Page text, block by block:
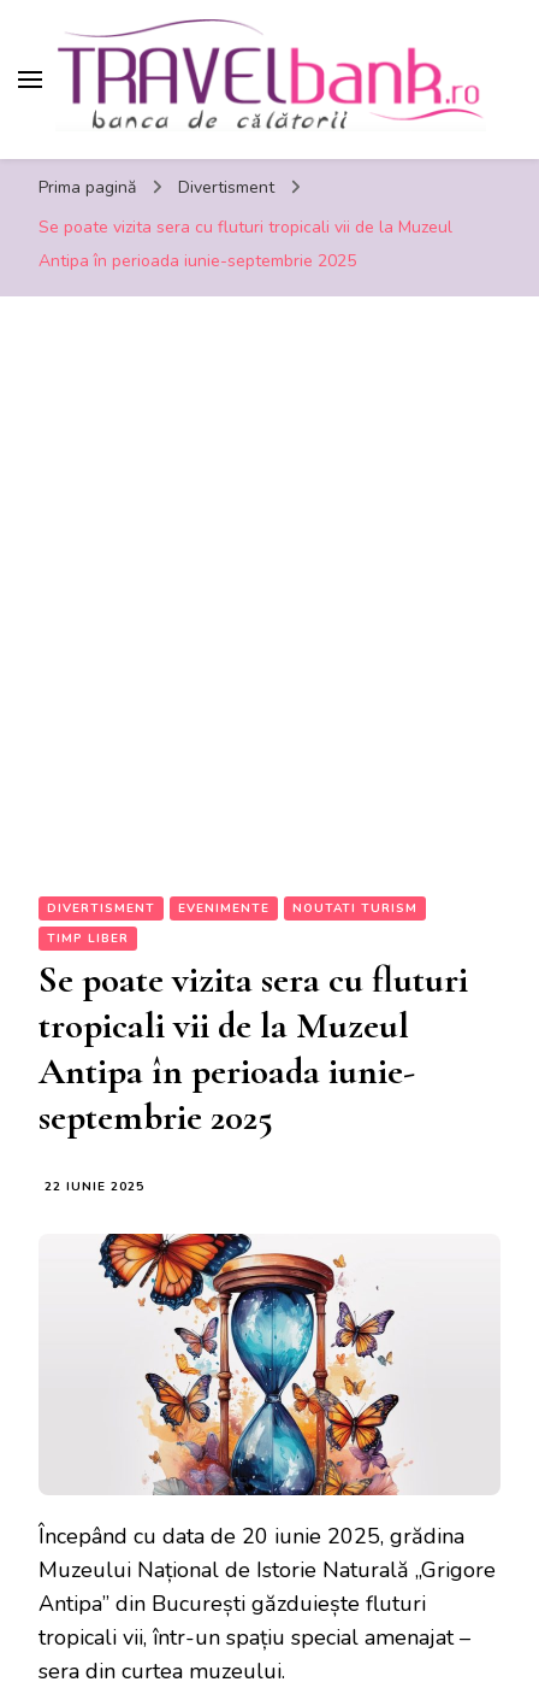
TravelBank.ro – calatorii, turism, distractie,
shopping, timp liber
Prima pagină
Divertisment
Se poate vizita sera cu fluturi tropicali vii de la Muzeul
Antipa în perioada iunie-septembrie 2025
DIVERTISMENT EVENIMENTE
NOUTATI TURISM
TIMP LIBER
Se poate vizita sera cu fluturi
tropicali vii de la Muzeul
Antipa în perioada iunie-
septembrie 2025
22 IUNIE 2025
Începând cu data de 20 iunie 2025, grădina
Muzeului Național de Istorie Naturală „Grigore
Antipa” din București găzduiește fluturi
tropicali vii, într-un spațiu special amenajat –
sera din curtea muzeului.